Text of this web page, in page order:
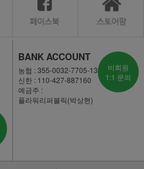
BANK ACCOUNT
농협 : 355-0032-7705-13
신한 : 110-427-887160
예금주 :
플라워리퍼블릭(박상현)
비회원
1:1 문의